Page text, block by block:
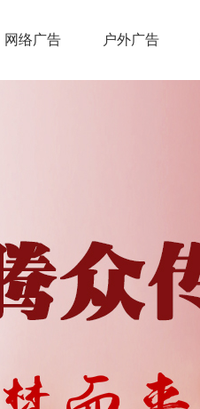
网络广告 户外广告